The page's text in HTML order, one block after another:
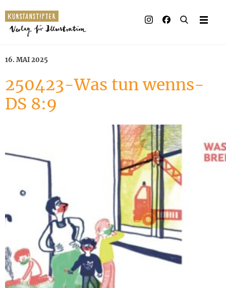
16. MAI 2025
250423-Was tun wenns-
DS 8:9